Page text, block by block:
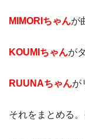
MIMORIちゃんが
KOUMIちゃんが
RUUNAちゃんが
それをまとめる